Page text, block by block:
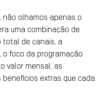
não olhamos apenas o
uma combinação de
total de canais, a
o foco da programação
valor mensal, as
extras que cada